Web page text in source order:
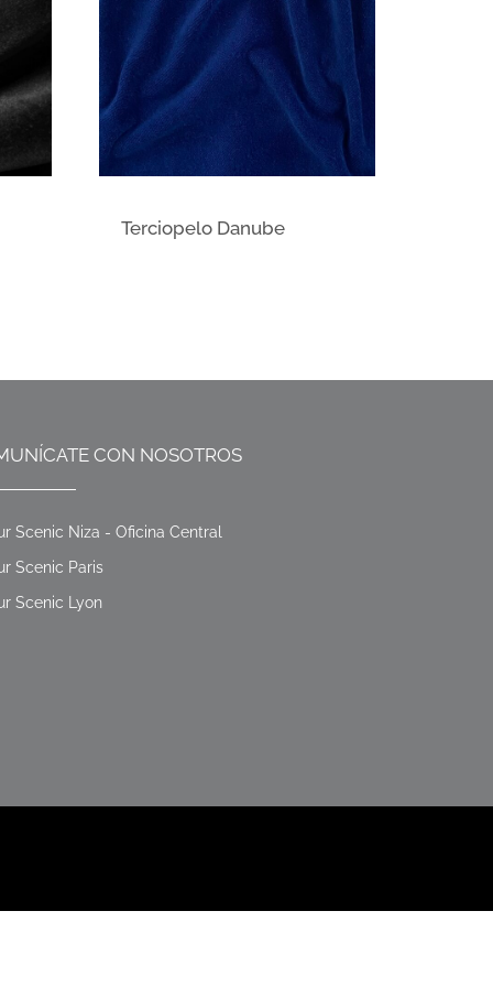
Terciopelo Danube
CON NOSOTROS
Scenic Niza - Oficina Central
Scenic Paris
Scenic Lyon